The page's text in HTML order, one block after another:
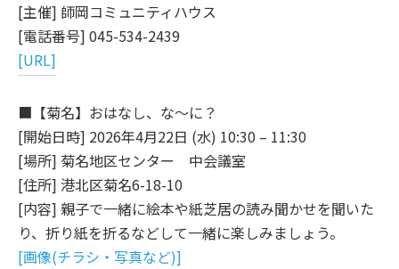
[主催] 師岡コミュニティハウス
[電話番号] 045-534-2439
[URL]
■【菊名】おはなし、な～に？
[開始日時] 2026年4月22日 (水) 10:30 – 11:30
[場所] 菊名地区センター 中会議室
[住所] 港北区菊名6-18-10
[内容] 親子で一緒に絵本や紙芝居の読み聞かせを聞いた
り、折り紙を折るなどして一緒に楽しみましょう。
[画像(チラシ・写真など)]